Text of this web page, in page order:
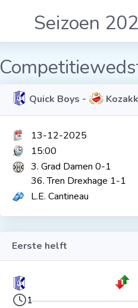
Seizoen
Quick Boys -
13-12-2025
15:00
3. Grad Damen 0-1
36. Tren Drexhage 1-1
L.E. Cantineau
Eerste helft
1